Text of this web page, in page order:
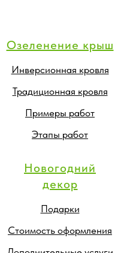
Озеленение крыш
Инверсионная кровля
Традиционная кровля
Примеры работ
Этапы работ
Новогодний
декор
Подарки
Стоимость оформления